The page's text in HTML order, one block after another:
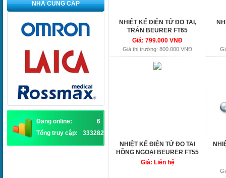
NHÀ CUNG CẤP
Đang online:
6
Tổng truy cập:
3332821
NHIỆT KẾ ĐIỆN TỬ ĐO TAI,
TRÁN BEURER FT65
Giá: 799.000 VNĐ
Giá thị trường: 800.000 VNĐ
NHIỆT KẾ ĐIỆN TỬ ĐO TAI
HỒNG NGOẠI BEURER FT55
Giá: Liên hệ